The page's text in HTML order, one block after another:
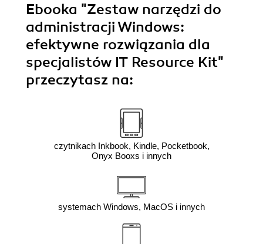
Ebooka "Zestaw narzędzi do
administracji Windows:
efektywne rozwiązania dla
specjalistów IT Resource Kit"
przeczytasz na:
czytnikach Inkbook, Kindle, Pocketbook,
Onyx Booxs i innych
systemach Windows, MacOS i innych